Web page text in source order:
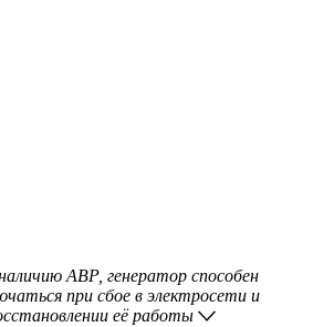
АВР, генератор способен
при сбое в электросети и
её работы